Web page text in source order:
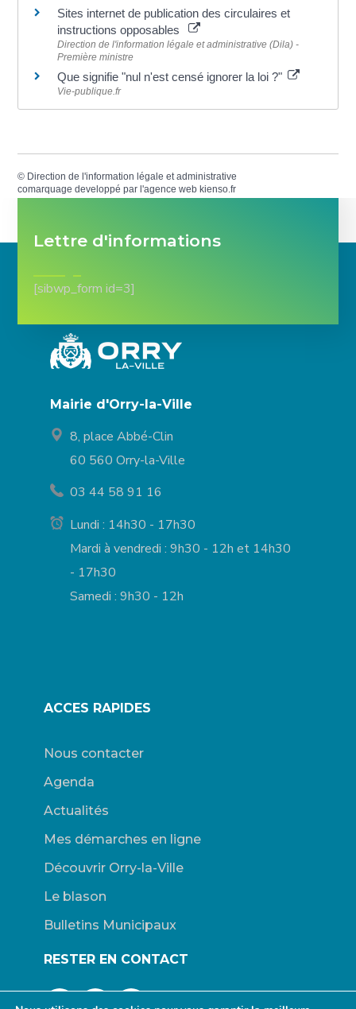
Sites internet de publication des circulaires et
instructions opposables
Direction de l'information légale et administrative (Dila) -
Première ministre
Que signifie "nul n'est censé ignorer la loi ?"
Vie-publique.fr
© Direction de l'information légale et administrative
comarquage developpé par l'agence web kienso.fr
Lettre d'informations
[sibwp_form id=3]
Mairie d'Orry-la-Ville
8, place Abbé-Clin
60 560 Orry-la-Ville
03 44 58 91 16
Lundi : 14h30 - 17h30
Mardi à vendredi : 9h30 - 12h et 14h30
- 17h30
Samedi : 9h30 - 12h
ACCES RAPIDES
Nous contacter
Agenda
Actualités
Mes démarches en ligne
Découvrir Orry-la-Ville
Le blason
Bulletins Municipaux
RESTER EN CONTACT